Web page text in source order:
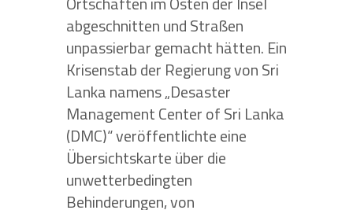
abgeschnitten und Straßen
unpassierbar gemacht hätten. Ein
Krisenstab der Regierung von Sri
Lanka namens „Desaster
Management Center of Sri Lanka
(DMC)“ veröffentlichte eine
Übersichtskarte über die
unwetterbedingten
Behinderungen, von